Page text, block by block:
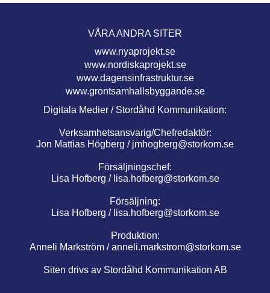
VÅRA ANDRA SITER
www.nyaprojekt.se
www.nordiskaprojekt.se
www.dagensinfrastruktur.se
www.grontsamhallsbyggande.se
Digitala Medier / Stordåhd Kommunikation:
Verksamhetsansvarig/Chefredaktör:
Jon Mattias Högberg / jmhogberg@storkom.se
Försäljningschef:
Lisa Hofberg / lisa.hofberg@storkom.se
Försäljning:
Lisa Hofberg / lisa.hofberg@storkom.se
Produktion:
Anneli Markström /anneli.markstrom@storkom.se
Siten drivs av Stordåhd Kommunikation AB